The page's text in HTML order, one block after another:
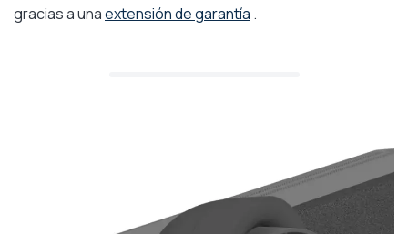
gracias a unaextensión de garantía .